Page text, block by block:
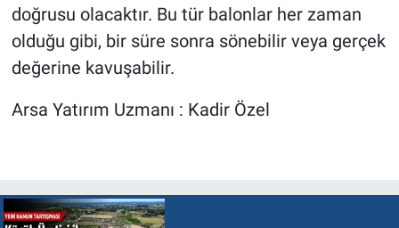
doğrusu olacaktır. Bu tür balonlar her zaman
olduğu gibi, bir süre sonra sönebilir veya gerçek
değerine kavuşabilir.
Arsa Yatırım Uzmanı : Kadir Özel